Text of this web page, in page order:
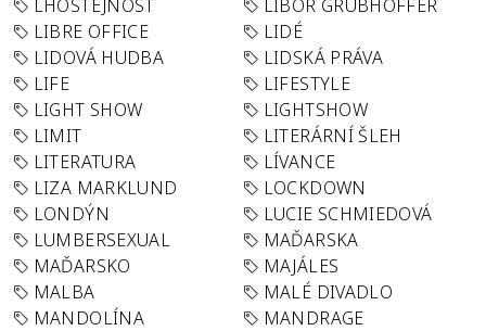
LHOSTEJNOST
LIBOR GRUBHOFFER
LIBRE OFFICE
LIDÉ
LIDOVÁ HUDBA
LIDSKÁ PRÁVA
LIFE
LIFESTYLE
LIGHT SHOW
LIGHTSHOW
LIMIT
LITERÁRNÍ ŠLEH
LITERATURA
LÍVANCE
LIZA MARKLUND
LOCKDOWN
LONDÝN
LUCIE SCHMIEDOVÁ
LUMBERSEXUAL
MAĎARSKA
MAĎARSKO
MAJÁLES
MALBA
MALÉ DIVADLO
MANDOLÍNA
MANDRAGE